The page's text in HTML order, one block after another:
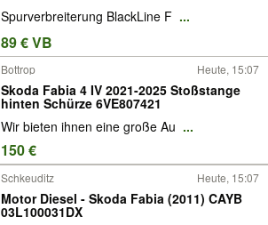
Spurverbreiterung BlackLine F ...
89 € VB
Bottrop Heute, 15:07
Skoda Fabia 4 IV 2021-2025 Stoßstange
hinten Schürze 6VE807421
Wir bieten ihnen eine große Au ...
150 €
Schkeuditz Heute, 15:07
Motor Diesel - Skoda Fabia (2011) CAYB
03L100031DX